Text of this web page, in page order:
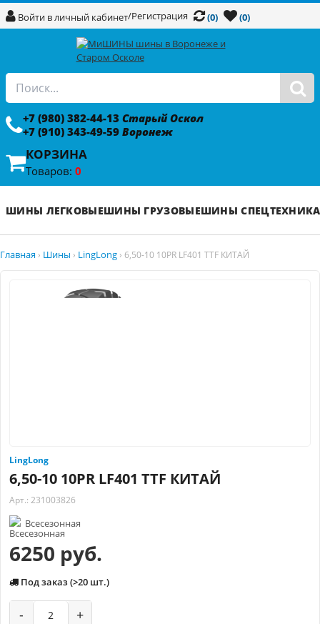
Войти в личный кабинет/Регистрация (0) (0)
+7 (980) 382-44-13 Старый Оскол
+7 (910) 343-49-59 Воронеж
КОРЗИНА
Товаров: 0
ШИНЫ ЛЕГКОВЫЕШИНЫ ГРУЗОВЫЕШИНЫ СПЕЦТЕХНИКА
Главная › Шины › LingLong › 6,50-10 10PR LF401 TTF КИТАЙ
LingLong
6,50-10 10PR LF401 TTF КИТАЙ
Арт.: 231003826
Всесезонная
6250 руб.
Под заказ (>20 шт.)
- +